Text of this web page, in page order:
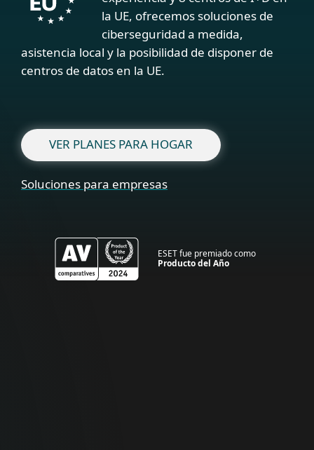
la UE, ofrecemos soluciones de
ciberseguridad a medida,
asistencia local y la posibilidad de disponer de
centros de datos en la UE.
VER PLANES PARA HOGAR
Soluciones para empresas
ESET fue premiado como
Producto del Año